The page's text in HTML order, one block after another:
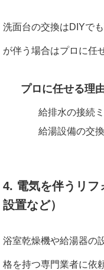
洗面台の交換はDIYで
が伴う場合はプロに任
プロに任せる理
給排水の接続
給湯設備の交
4. 電気を伴うリフ
設置など）
浴室乾燥機や給湯器の
格を持つ専門業者に依